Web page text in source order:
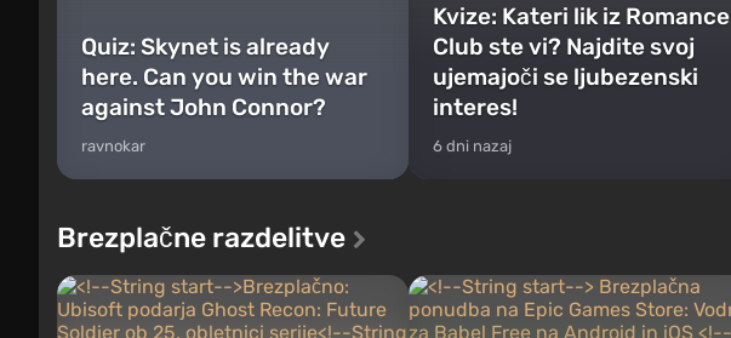
Quiz: Skynet is already
here. Can you win the war
against John Connor?
ravnokar
Kvize: Kateri lik iz Romance
Club ste vi? Najdite svoj
ujemajoči se ljubezenski
interes!
6 dni nazaj
Brezplačne razdelitve